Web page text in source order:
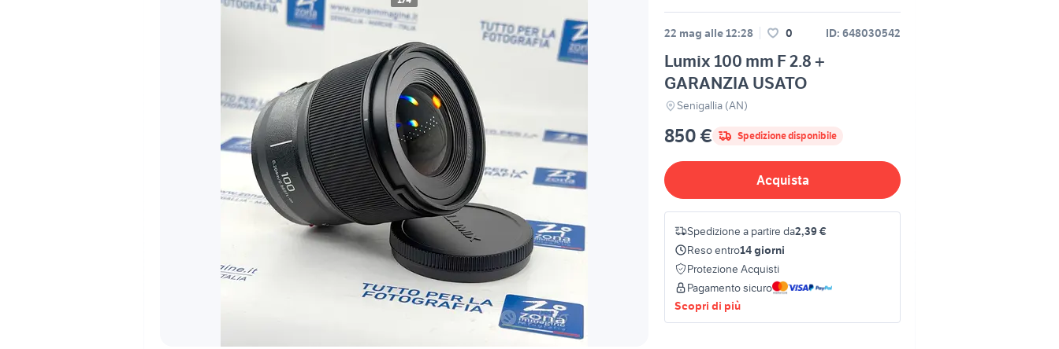
22 mag alle 12:28 0 ID: 648030542
Lumix 100 mm F 2.8 +
GARANZIA USATO
Senigallia (AN)
850 € Spedizione disponibile
Acquista
Spedizione a partire da2,39 €
Reso entro14 giorni
Protezione Acquisti
Pagamento sicuro
Scopri di più